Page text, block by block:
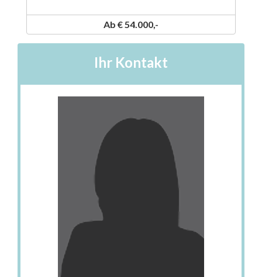
Ab € 54.000,-
Ihr Kontakt